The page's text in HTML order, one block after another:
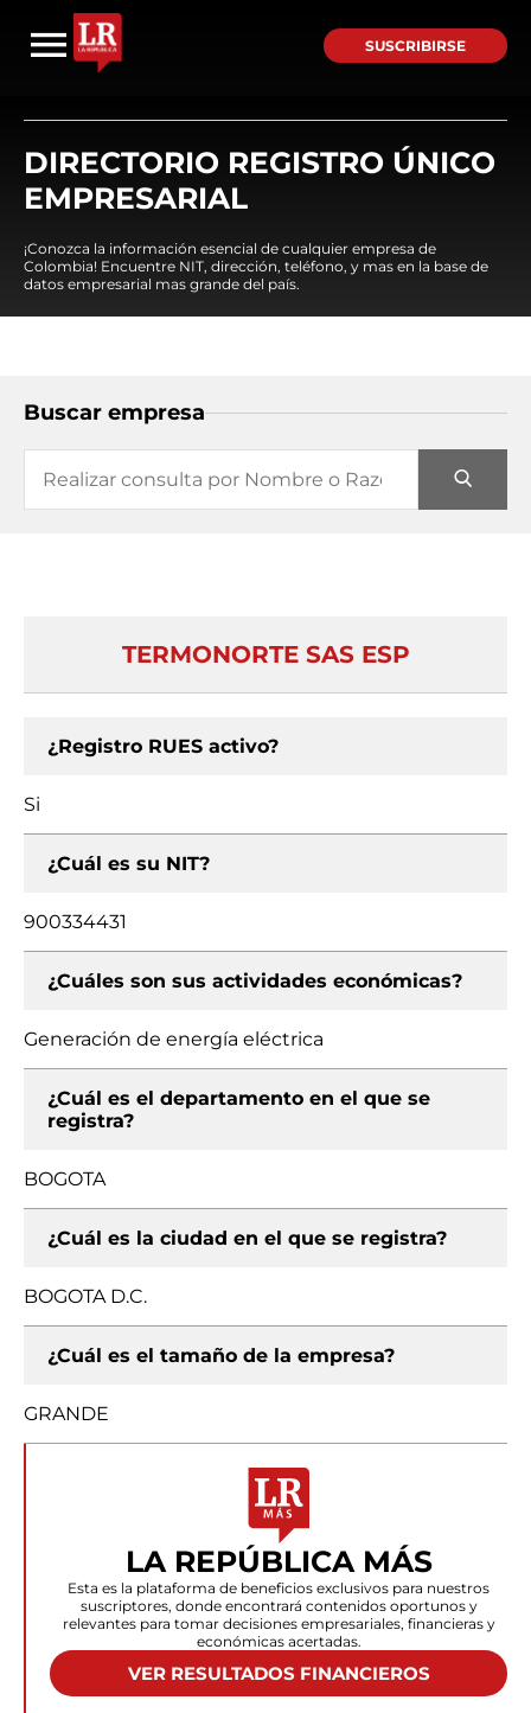
SUSCRIBIRSE
DIRECTORIO REGISTRO ÚNICO
EMPRESARIAL
¡Conozca la información esencial de cualquier empresa de
Colombia! Encuentre NIT, dirección, teléfono, y mas en la base de
datos empresarial mas grande del país.
Buscar empresa
TERMONORTE SAS ESP
¿Registro RUES activo?
Si
¿Cuál es su NIT?
900334431
¿Cuáles son sus actividades económicas?
Generación de energía eléctrica
¿Cuál es el departamento en el que se
registra?
BOGOTA
¿Cuál es la ciudad en el que se registra?
BOGOTA D.C.
¿Cuál es el tamaño de la empresa?
GRANDE
LA REPÚBLICA MÁS
Esta es la plataforma de beneficios exclusivos para nuestros
suscriptores, donde encontrará contenidos oportunos y
relevantes para tomar decisiones empresariales, financieras y
económicas acertadas.
VER RESULTADOS FINANCIEROS